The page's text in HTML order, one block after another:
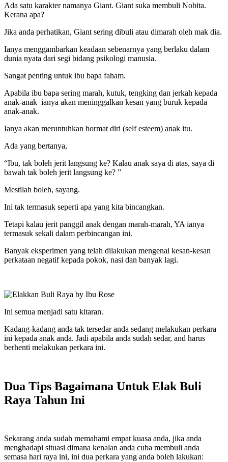
Ada satu karakter namanya Giant. Giant suka membuli Nobita.
Kerana apa?
Jika anda perhatikan, Giant sering dibuli atau dimarah oleh mak dia.
Ianya menggambarkan keadaan sebenarnya yang berlaku dalam
dunia nyata dari segi bidang psikologi manusia.
Sangat penting untuk ibu bapa faham.
Apabila ibu bapa sering marah, kutuk, tengking dan jerkah kepada
anak-anak ianya akan meninggalkan kesan yang buruk kepada
anak-anak.
Ianya akan meruntuhkan hormat diri (self esteem) anak itu.
Ada yang bertanya,
“Ibu, tak boleh jerit langsung ke? Kalau anak saya di atas, saya di
bawah tak boleh jerit langsung ke? ”
Mestilah boleh, sayang.
Ini tak termasuk seperti apa yang kita bincangkan.
Tetapi kalau jerit panggil anak dengan marah-marah, YA ianya
termasuk sekali dalam perbincangan ini.
Banyak eksperimen yang telah dilakukan mengenai kesan-kesan
perkataan negatif kepada pokok, nasi dan banyak lagi.
Ini semua menjadi satu kitaran.
Kadang-kadang anda tak tersedar anda sedang melakukan perkara
ini kepada anak anda. Jadi apabila anda sudah sedar, and harus
berhenti melakukan perkara ini.
Dua Tips Bagaimana Untuk Elak Buli
Raya Tahun Ini
Sekarang anda sudah memahami empat kuasa anda, jika anda
menghadapi situasi dimana kenalan anda cuba membuli anda
semasa hari raya ini, ini dua perkara yang anda boleh lakukan: